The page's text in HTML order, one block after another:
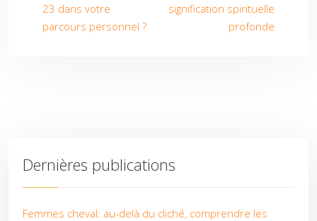
23 dans votre
parcours personnel ?
signification spirituelle
profonde
Dernières publications
Femmes cheval: au-delà du cliché, comprendre les